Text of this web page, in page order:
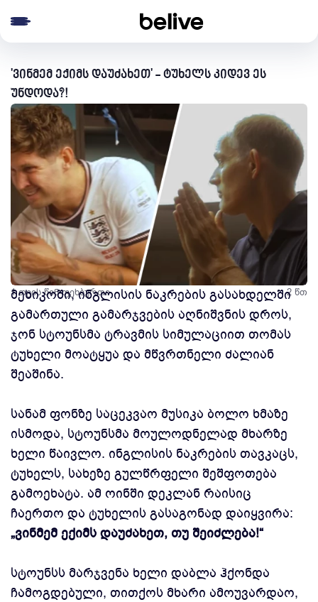
'ვინმემ ექიმს დაუძახეთ' - ტუხელს კიდევ ეს
უნდოდა?!
1 თვის წინ ფეხბურთი 2 წთ
მეხიკოში, ინგლისის ნაკრების გასახდელში
გამართული გამარჯვების აღნიშვნის დროს,
ჯონ სტოუნსმა ტრავმის სიმულაციით თომას
ტუხელი მოატყუა და მწვრთნელი ძალიან
შეაშინა.
სანამ ფონზე საცეკვაო მუსიკა ბოლო ხმაზე
ისმოდა, სტოუნსმა მოულოდნელად მხარზე
ხელი წაივლო. ინგლისის ნაკრების თავკაცს,
ტუხელს, სახეზე გულწრფელი შეშფოთება
გამოეხატა. ამ ოინში დეკლან რაისიც
ჩაერთო და ტუხელის გასაგონად დაიყვირა:
„ვინმემ ექიმს დაუძახეთ, თუ შეიძლება!“
სტოუნსს მარჯვენა ხელი დაბლა ჰქონდა
ჩამოგდებული, თითქოს მხარი ამოუვარდაო,